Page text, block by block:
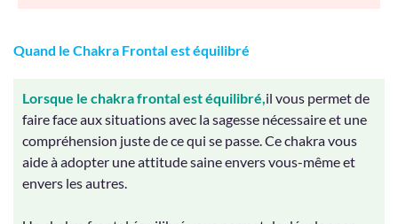
Quand le Chakra Frontal est équilibré
Lorsque le chakra frontal est équilibré,il vous permet de
faire face aux situations avec la sagesse nécessaire et une
compréhension juste de ce qui se passe. Ce chakra vous
aide à adopter une attitude saine envers vous-même et
envers les autres.